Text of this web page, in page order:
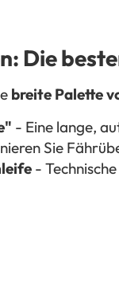
Die
breite Palette
- Eine lange,
Sie
-